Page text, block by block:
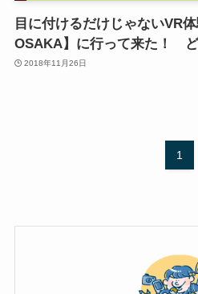
目に付けるだけじゃないVR
OSAKA】に行って来た！
2018年11月26日
1